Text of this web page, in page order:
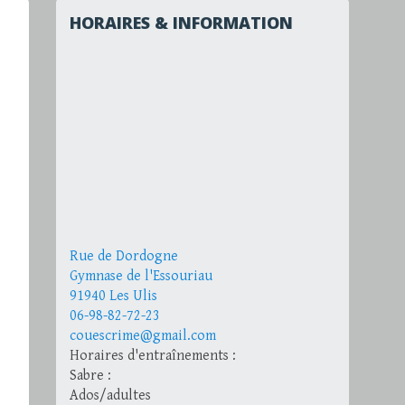
HORAIRES & INFORMATION
Rue de Dordogne
Gymnase de l'Essouriau
91940 Les Ulis
06-98-82-72-23
couescrime@gmail.com
Horaires d'entraînements :
Sabre :
Ados/adultes